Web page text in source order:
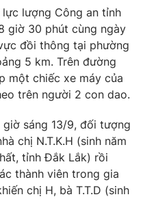
Thể thao
động sản
lòng Việt
mình bằng AI
lượng Công an tỉnh
giờ 30 phút cùng ngày
đồi thông tại phường
5 km. Trên đường
một chiếc xe máy của
trên người 2 con dao.
sáng 13/9, đối tượng
chị N.T.K.H (sinh năm
tỉnh Đắk Lắk) rồi
thành viên trong gia
chị H, bà T.T.D (sinh